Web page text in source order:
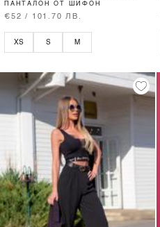
ПАНТАЛОН ОТ ШИФОН
€52 / 101.70 ЛВ.
XS S M